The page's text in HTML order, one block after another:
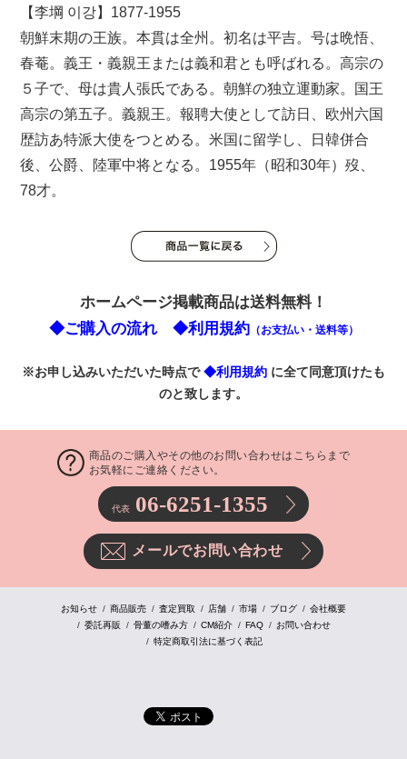
【李堈 이강】1877-1955
朝鮮末期の王族。本貫は全州。初名は平吉。号は晩悟、
春菴。義王・義親王または義和君とも呼ばれる。高宗の
５子で、母は貴人張氏である。朝鮮の独立運動家。国王
高宗の第五子。義親王。報聘大使として訪日、欧州六国
歴訪あ特派大使をつとめる。米国に留学し、日韓併合
後、公爵、陸軍中将となる。1955年（昭和30年）歿、
78才。
ホームページ掲載商品は送料無料！
◆ご購入の流れ
◆利用規約 （お支払い・送料等）
※お申し込みいただいた時点で◆利用規約 に全て同意頂けたも
のと致します。
商品のご購入やその他のお問い合わせはこちらまで
お気軽にご連絡ください。
代表 06-6251-1355
メールでお問い合わせ
お知らせ 商品販売 査定買取 店舗 市場 ブログ
会社概要
委託再販
骨董の嗜み方 CM紹介 FAQ
お問い合わせ
特定商取引法に基づく表記